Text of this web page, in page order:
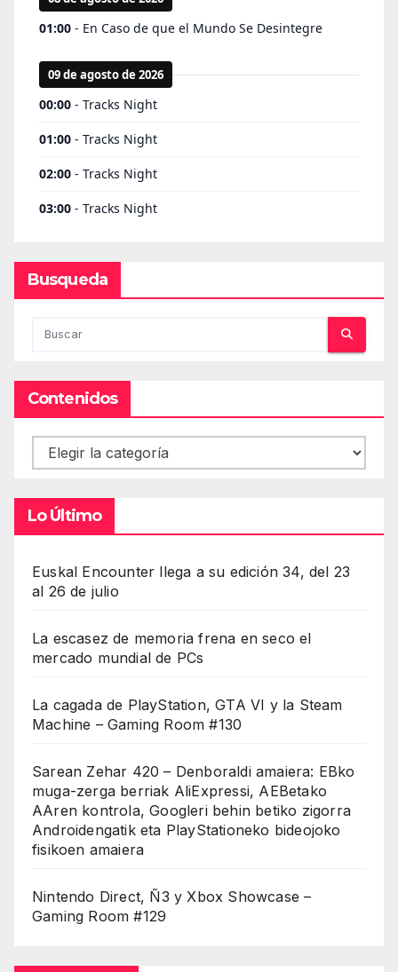
Busqueda
Contenidos
Contenidos
Lo Último
Euskal Encounter llega a su edición 34, del 23
al 26 de julio
La escasez de memoria frena en seco el
mercado mundial de PCs
La cagada de PlayStation, GTA VI y la Steam
Machine – Gaming Room #130
Sarean Zehar 420 – Denboraldi amaiera: EBko
muga-zerga berriak AliExpressi, AEBetako
AAren kontrola, Googleri behin betiko zigorra
Androidengatik eta PlayStationeko bideojoko
fisikoen amaiera
Nintendo Direct, Ñ3 y Xbox Showcase –
Gaming Room #129